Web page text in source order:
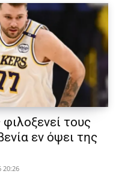
τους
εν όψει της
20:26